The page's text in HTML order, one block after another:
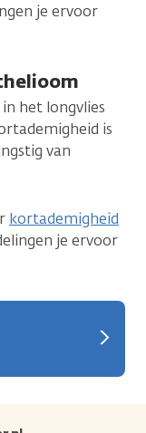
je ervoor
het longvlies
is
van
kortademigheid
je ervoor